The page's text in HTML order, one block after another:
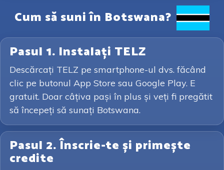
Cum să suni în Botswana?
Pasul 1. Instalați TELZ
Descărcați TELZ pe smartphone-ul dvs. făcând
clic pe butonul App Store sau Google Play. E
gratuit. Doar câțiva pași în plus și veți fi pregătit
să începeți să sunați Botswana.
Pasul 2. Înscrie-te și primește
credite